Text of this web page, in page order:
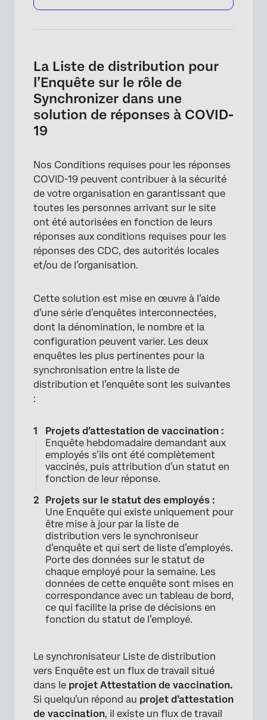
La Liste de distribution pour
l’Enquête sur le rôle de
Synchronizer dans une
solution de réponses à COVID-
19
Nos Conditions requises pour les réponses
COVID-19 peuvent contribuer à la sécurité
de votre organisation en garantissant que
toutes les personnes arrivant sur le site
ont été autorisées en fonction de leurs
réponses aux conditions requises pour les
réponses des CDC, des autorités locales
et/ou de l’organisation.
Cette solution est mise en œuvre à l’aide
d’une série d’enquêtes interconnectées,
dont la dénomination, le nombre et la
configuration peuvent varier. Les deux
enquêtes les plus pertinentes pour la
synchronisation entre la liste de
distribution et l’enquête sont les suivantes
:
Projets d’attestation de vaccination :
Enquête hebdomadaire demandant aux
employés s’ils ont été complètement
vaccinés, puis attribution d’un statut en
fonction de leur réponse.
Projets sur le statut des employés :
Une Enquête qui existe uniquement pour
être mise à jour par la liste de
distribution vers le synchroniseur
d’enquête et qui sert de liste d’employés.
Porte des données sur le statut de
chaque employé pour la semaine. Les
données de cette enquête sont mises en
correspondance avec un tableau de bord,
ce qui facilite la prise de décisions en
fonction du statut de l’employé.
Le synchronisateur Liste de distribution
vers Enquête est un flux de travail situé
dans le projet Attestation de vaccination.
Si quelqu’un répond au projet d’attestation
de vaccination, il existe un flux de travail